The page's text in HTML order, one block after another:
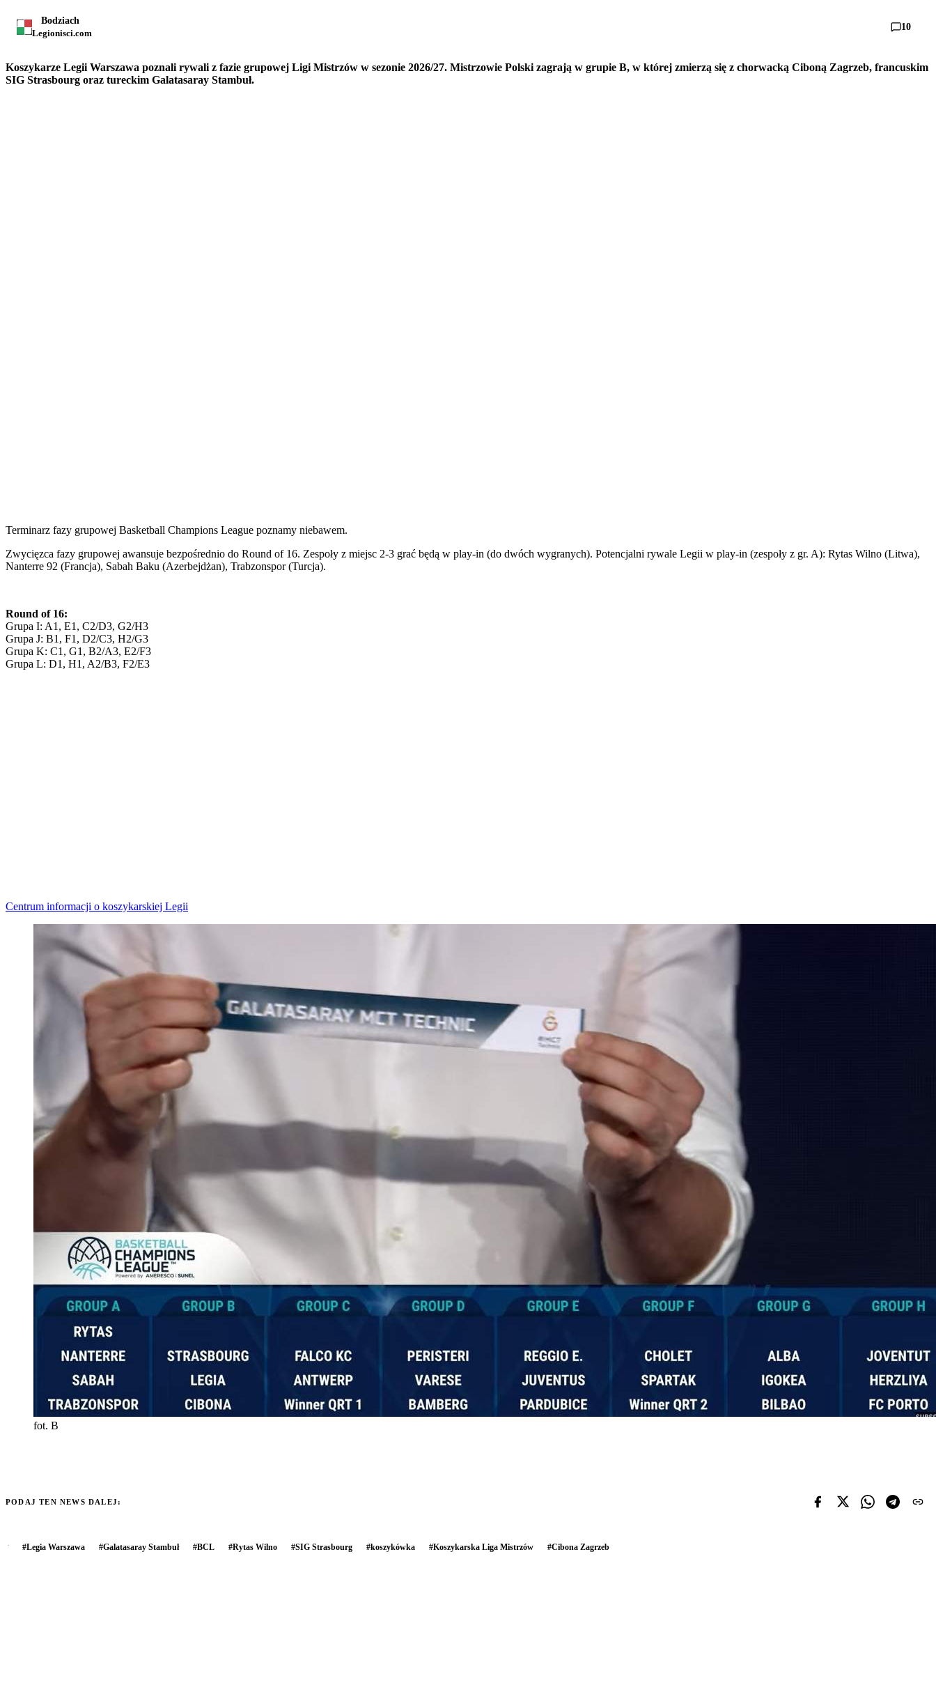
Bodziach
Legionisci.com
10
Koszykarze Legii Warszawa poznali rywali z fazie grupowej Ligi Mistrzów w sezonie 2026/27. Mistrzowie Polski zagrają w grupie B, w której zmierzą się z chorwacką Ciboną Zagrzeb, francuskim
SIG Strasbourg oraz tureckim Galatasaray Stambuł.
Terminarz fazy grupowej Basketball Champions League poznamy niebawem.
Zwycięzca fazy grupowej awansuje bezpośrednio do Round of 16. Zespoły z miejsc 2-3 grać będą w play-in (do dwóch wygranych). Potencjalni rywale Legii w play-in (zespoły z gr. A): Rytas Wilno (Litwa),
Nanterre 92 (Francja), Sabah Baku (Azerbejdżan), Trabzonspor (Turcja).
Round of 16:
Grupa I: A1, E1, C2/D3, G2/H3
Grupa J: B1, F1, D2/C3, H2/G3
Grupa K: C1, G1, B2/A3, E2/F3
Grupa L: D1, H1, A2/B3, F2/E3
Centrum informacji o koszykarskiej Legii
fot. B
PODAJ TEN NEWS DALEJ:
#Legia Warszawa #Galatasaray Stambuł #BCL #Rytas Wilno #SIG Strasbourg #koszykówka #Koszykarska Liga Mistrzów #Cibona Zagrzeb